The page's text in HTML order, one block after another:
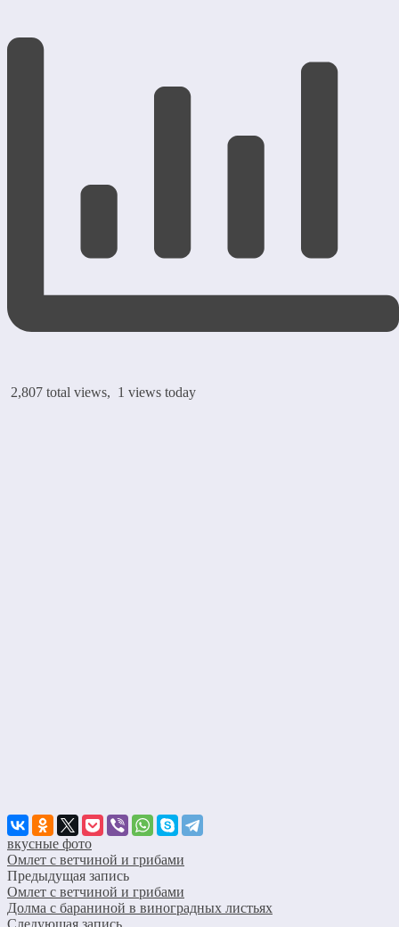
2,807 total views, 1 views today
вкусные фото
Омлет с ветчиной и грибами
Предыдущая запись
Омлет с ветчиной и грибами
Долма с бараниной в виноградных листьях
Следующая запись